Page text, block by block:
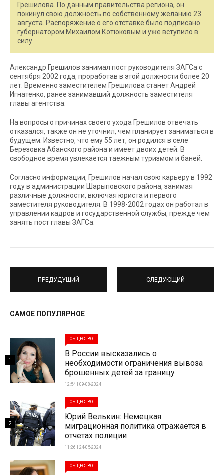
Грешилова. По данным правительства региона, он
покинул свою должность по собственному желанию 23
августа. Распоряжение о его отставке было подписано
губернатором Михаилом Котюковым и уже вступило в
силу.
Александр Грешилов занимал пост руководителя ЗАГСа с
сентября 2002 года, проработав в этой должности более 20
лет. Временно заместителем Грешилова станет Андрей
Игнатенко, ранее занимавший должность заместителя
главы агентства.
На вопросы о причинах своего ухода Грешилов отвечать
отказался, также он не уточнил, чем планирует заниматься в
будущем. Известно, что ему 55 лет, он родился в селе
Березовка Абанского района и имеет двоих детей. В
свободное время увлекается таежным туризмом и баней.
Согласно информации, Грешилов начал свою карьеру в 1992
году в администрации Шарыповского района, занимая
различные должности, включая юриста и первого
заместителя руководителя. В 1998-2002 годах он работал в
управлении кадров и государственной службы, прежде чем
занять пост главы ЗАГСа.
ПРЕДУДУЩИЙ СЛЕДУЮЩИЙ
САМОЕ ПОПУЛЯРНОЕ
ОБЩЕСТВО
В России высказались о
необходимости ограничения вывоза
брошенных детей за границу
12:54 | 09-08-2024
1
ОБЩЕСТВО
Юрий Велькин: Немецкая
миграционная политика отражается в
отчетах полиции
11:26 | 24-05-2024
2
ОБЩЕСТВО